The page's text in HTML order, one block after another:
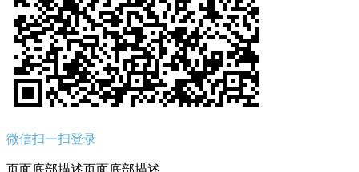
微信扫一扫登录
页面底部描述页面底部描述